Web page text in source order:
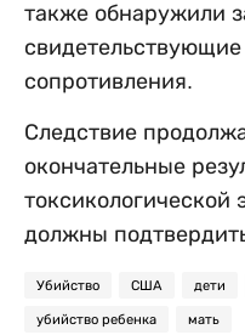
также обнаружили
сопротивления.
Следствие
окончательные
токсикологической
должны
Убийство США дети
убийство ребенка мать